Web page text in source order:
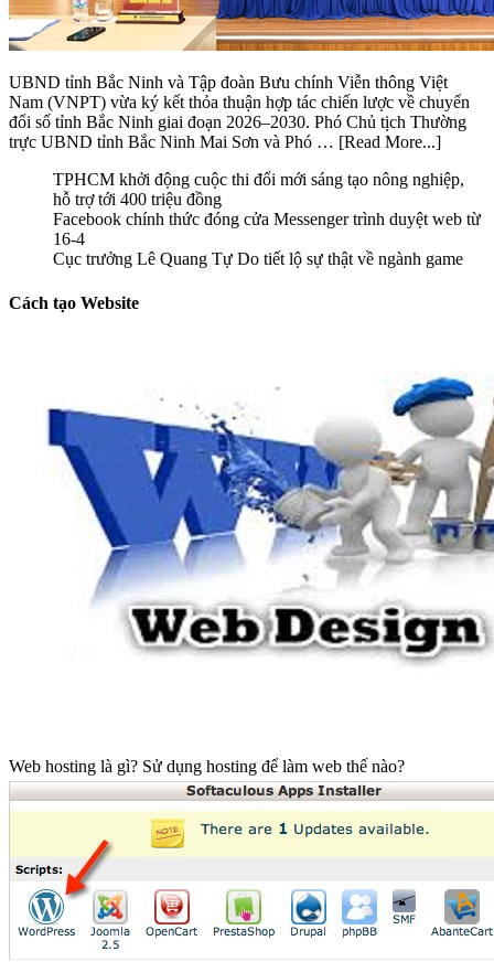
UBND tỉnh Bắc Ninh và Tập đoàn Bưu chính Viễn thông Việt
Nam (VNPT) vừa ký kết thỏa thuận hợp tác chiến lược về chuyển
đổi số tỉnh Bắc Ninh giai đoạn 2026–2030. Phó Chủ tịch Thường
trực UBND tỉnh Bắc Ninh Mai Sơn và Phó … [Read More...]
TPHCM khởi động cuộc thi đổi mới sáng tạo nông nghiệp,
hỗ trợ tới 400 triệu đồng
Facebook chính thức đóng cửa Messenger trình duyệt web từ
16-4
Cục trưởng Lê Quang Tự Do tiết lộ sự thật về ngành game
Cách tạo Website
Web hosting là gì? Sử dụng hosting để làm web thế nào?